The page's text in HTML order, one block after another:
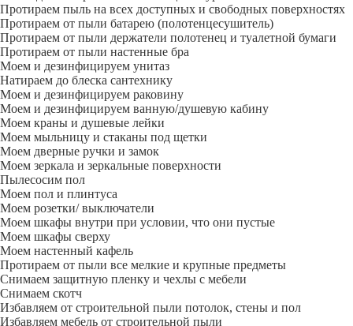
Протираем пыль на всех доступных и свободных поверхностях
Протираем от пыли батарею (полотенцесушитель)
Протираем от пыли держатели полотенец и туалетной бумаги
Протираем от пыли настенные бра
Моем и дезинфицируем унитаз
Натираем до блеска сантехнику
Моем и дезинфицируем раковину
Моем и дезинфицируем ванную/душевую кабину
Моем краны и душевые лейки
Моем мыльницу и стаканы под щетки
Моем дверные ручки и замок
Моем зеркала и зеркальные поверхности
Пылесосим пол
Моем пол и плинтуса
Моем розетки/ выключатели
Моем шкафы внутри при условии, что они пустые
Моем шкафы сверху
Моем настенный кафель
Протираем от пыли все мелкие и крупные предметы
Снимаем защитную пленку и чехлы с мебели
Снимаем скотч
Избавляем от строительной пыли потолок, стены и пол
Избавляем мебель от строительной пыли